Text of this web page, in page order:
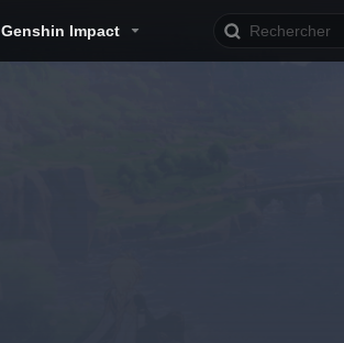
Genshin Impact